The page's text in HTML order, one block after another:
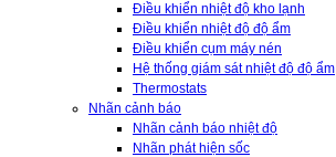
Điều khiển nhiệt độ kho lạnh
Điều khiển nhiệt độ độ ẩm
Điều khiển cụm máy nén
Hệ thống giám sát nhiệt độ độ ẩm
Thermostats
Nhãn cảnh báo
Nhãn cảnh báo nhiệt độ
Nhãn phát hiện sốc